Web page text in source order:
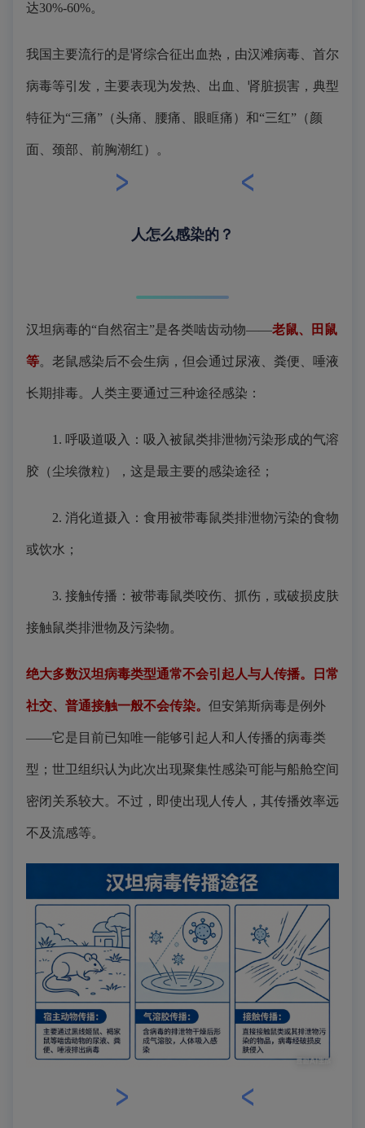
达30%-60%。
我国主要流行的是肾综合征出血热，由汉滩病毒、首尔
病毒等引发，主要表现为发热、出血、肾脏损害，典型
特征为“三痛”（头痛、腰痛、眼眶痛）和“三红”（颜
面、颈部、前胸潮红）。
人怎么感染的？
汉坦病毒的“自然宿主”是各类啮齿动物——老鼠、田鼠
等。老鼠感染后不会生病，但会通过尿液、粪便、唾液
长期排毒。人类主要通过三种途径感染：
1. 呼吸道吸入：吸入被鼠类排泄物污染形成的气溶
胶（尘埃微粒），这是最主要的感染途径；
2. 消化道摄入：食用被带毒鼠类排泄物污染的食物
或饮水；
3. 接触传播：被带毒鼠类咬伤、抓伤，或破损皮肤
接触鼠类排泄物及污染物。
绝大多数汉坦病毒类型通常不会引起人与人传播。日常
社交、普通接触一般不会传染。 但安第斯病毒是例外
——它是目前已知唯一能够引起人和人传播的病毒类
型；世卫组织认为此次出现聚集性感染可能与船舱空间
密闭关系较大。不过，即使出现人传人，其传播效率远
不及流感等。